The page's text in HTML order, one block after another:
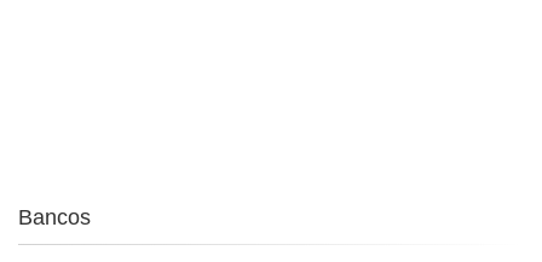
Bancos